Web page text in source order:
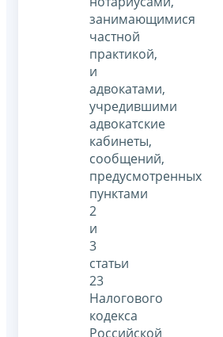
занимающимися
частной
практикой,
и
адвокатами,
учредившими
адвокатские
кабинеты,
сообщений,
предусмотренных
пунктами
2
и
3
статьи
23
Налогового
кодекса
Российской